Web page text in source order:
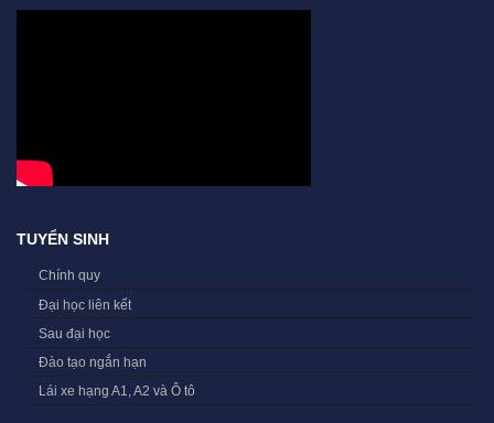
TUYỂN SINH
Chính quy
Đại học liên kết
Sau đại học
Đào tạo ngắn hạn
Lái xe hạng A1, A2 và Ô tô